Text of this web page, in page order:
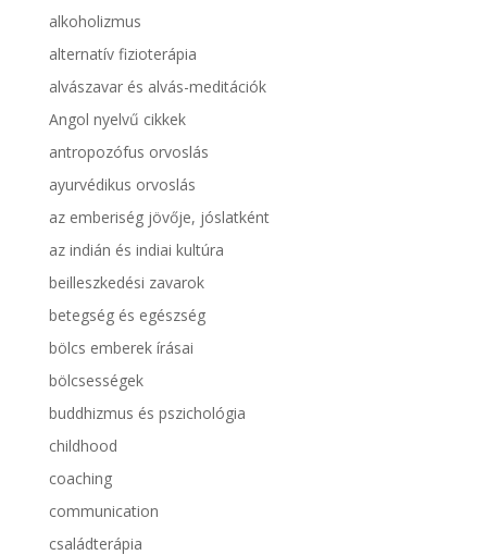
alkoholizmus
alternatív fizioterápia
alvászavar és alvás-meditációk
Angol nyelvű cikkek
antropozófus orvoslás
ayurvédikus orvoslás
az emberiség jövője, jóslatként
az indián és indiai kultúra
beilleszkedési zavarok
betegség és egészség
bölcs emberek írásai
bölcsességek
buddhizmus és pszichológia
childhood
coaching
communication
családterápia